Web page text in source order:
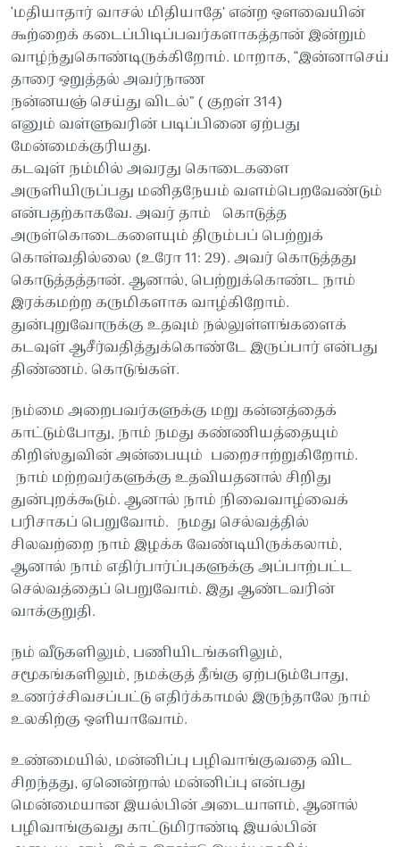
‘மதியாதார் வாசல் மிதியாதே’ என்ற ஔவையின்
கூற்றைக் கடைப்பிடிப்பவர்களாகத்தான் இன்றும்
வாழ்ந்துகொண்டிருக்கிறோம். மாறாக, “இன்னாசெய்
தாரை ஒறுத்தல் அவர்நாண
நன்னயஞ் செய்து விடல்” ( குறள் 314)
எனும் வள்ளுவரின் படிப்பினை ஏற்பது
மேன்மைக்குரியது.
கடவுள் நம்மில் அவரது கொடைகளை
அருளியிருப்பது மனிதநேயம் வளம்பெறவேண்டும்
என்பதற்காகவே. அவர் தாம் கொடுத்த
அருள்கொடைகளையும் திரும்பப் பெற்றுக்
கொள்வதில்லை (உரோ 11: 29). அவர் கொடுத்தது
கொடுத்தத்தான். ஆனால், பெற்றுக்கொண்ட நாம்
இரக்கமற்ற கருமிகளாக வாழ்கிறோம்.
துன்புறுவோருக்கு உதவும் நல்லுள்ளங்களைக்
கடவுள் ஆசீர்வதித்துக்கொண்டே இருப்பார் என்பது
திண்ணம். கொடுங்கள்.
நம்மை அறைபவர்களுக்கு மறு கன்னத்தைக்
காட்டும்போது, நாம் நமது கண்ணியத்தையும்
கிறிஸ்துவின் அன்பையும் பறைசாற்றுகிறோம்.
நாம் மற்றவர்களுக்கு உதவியதனால் சிறிது
துன்புறக்கூடும். ஆனால் நாம் நிவைவாழ்வைக்
பரிசாகப் பெறுவோம். நமது செல்வத்தில்
சிலவற்றை நாம் இழக்க வேண்டியிருக்கலாம்,
ஆனால் நாம் எதிர்பார்ப்புகளுக்கு அப்பாற்பட்ட
செல்வத்தைப் பெறுவோம். இது ஆண்டவரின்
வாக்குறுதி.
நம் வீடுகளிலும், பணியிடங்களிலும்,
சமூகங்களிலும், நமக்குத் தீங்கு ஏற்படும்போது,
உணர்ச்சிவசப்பட்டு எதிர்க்காமல் இருந்தாலே நாம்
உலகிற்கு ஒளியாவோம்.
உண்மையில், மன்னிப்பு பழிவாங்குவதை விட
சிறந்தது, ஏனென்றால் மன்னிப்பு என்பது
மென்மையான இயல்பின் அடையாளம், ஆனால்
பழிவாங்குவது காட்டுமிராண்டி இயல்பின்